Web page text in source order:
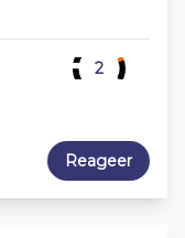
2
Reageer